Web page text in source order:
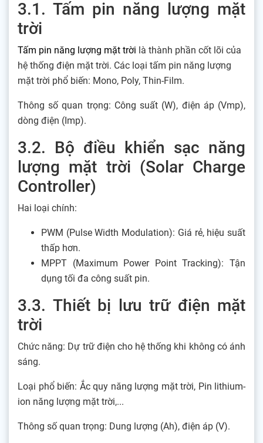
3.1. Tấm pin năng lượng mặt
trời
Tấm pin năng lượng mặt trời là thành phần cốt lõi của
hệ thống điện mặt trời. Các loại tấm pin năng lượng
mặt trời phổ biến: Mono, Poly, Thin-Film.
Thông số quan trọng: Công suất (W), điện áp (Vmp),
dòng điện (Imp).
3.2. Bộ điều khiển sạc năng
lượng mặt trời (Solar Charge
Controller)
Hai loại chính:
PWM (Pulse Width Modulation): Giá rẻ, hiệu suất
thấp hơn.
MPPT (Maximum Power Point Tracking): Tận
dụng tối đa công suất pin.
3.3. Thiết bị lưu trữ điện mặt
trời
Chức năng: Dự trữ điện cho hệ thống khi không có ánh
sáng.
Loại phổ biến: Ắc quy năng lượng mặt trời, Pin lithium-
ion năng lượng mặt trời,...
Thông số quan trọng: Dung lượng (Ah), điện áp (V).